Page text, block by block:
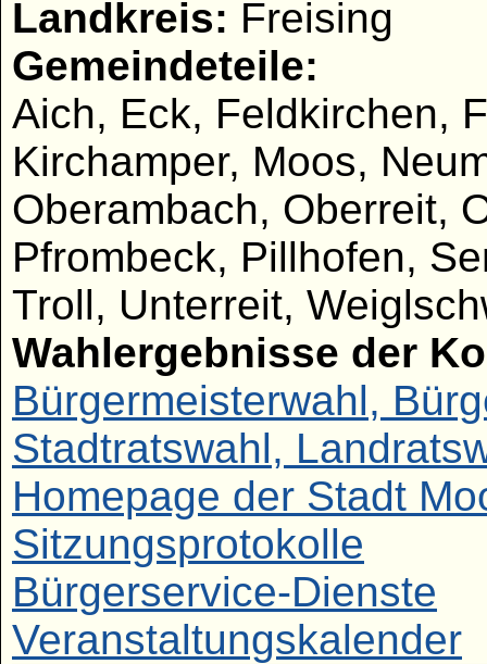
Landkreis: Freising
Gemeindeteile:
Aich, Eck, Feldkirchen,
Kirchamper, Moos,
Oberambach, Oberreit,
Pfrombeck, Pillhofen,
Troll, Unterreit,
Wahlergebnisse der
Bürgermeisterwahl,
Stadtratswahl,
Homepage der Stadt
Sitzungsprotokolle
Bürgerservice-Dienste
Veranstaltungskalender